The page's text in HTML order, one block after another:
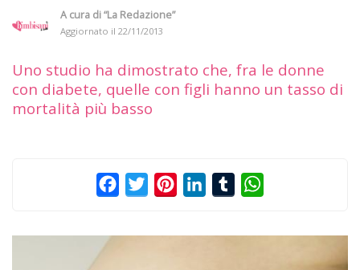
A cura di“La Redazione”
Aggiornato il 22/11/2013
Uno studio ha dimostrato che, fra le donne
con diabete, quelle con figli hanno un tasso di
mortalità più basso
FacebookTwitterPinterestLinkedInTumblr